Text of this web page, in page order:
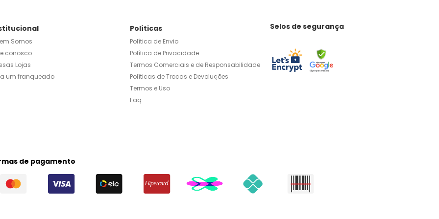
Somos
conosco
Lojas
um franqueado
Políticas
Política de Envio
Política de Privacidade
Termos Comerciais e de Responsabilidade
Políticas de Trocas e Devoluções
Termos e Uso
Faq
Selos de segurança
de pagamento